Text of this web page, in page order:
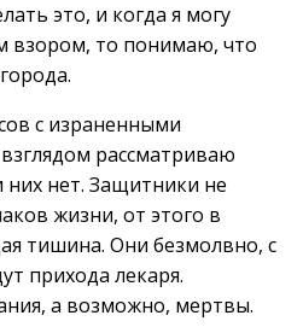
это, и когда я могу
взором, то понимаю, что
с израненными
рассматриваю
них нет. Защитники не
жизни, от этого в
тишина. Они безмолвно, с
прихода лекаря.
а возможно, мертвы.